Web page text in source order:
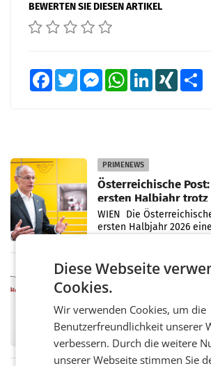
BEWERTEN SIE DIESEN ARTIKEL
FacebookTwitter MessengerWhatsAppLinkedInXING
PRIMENEWS
Österreichische
ersten Halbjahr trotz
Briefgeschäft
WIEN Die
ersten Halbjahr 2026
einem Plus von 3,8
Vergleichszeitraum
MARKETING & MEDIA
ProSiebenSat.1 spart
überraschend viel
UNTERFÖHRING/
Fernsehkonzern
Frühjahr dank
wieder Gewinn gemacht
Diese Webseite
Cookies.
Wir verwenden Cookies, um die
Benutzerfreundlichkeit unserer
verbessern. Durch die weitere
unserer Webseite stimmen Sie